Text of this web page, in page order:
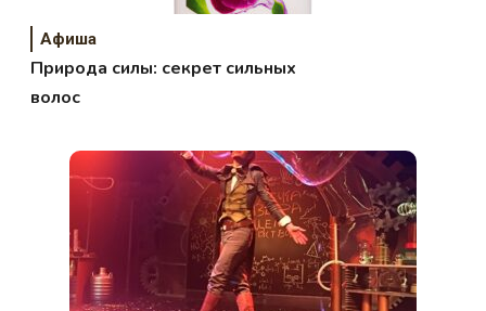
Афиша
Природа силы: секрет сильных
волос